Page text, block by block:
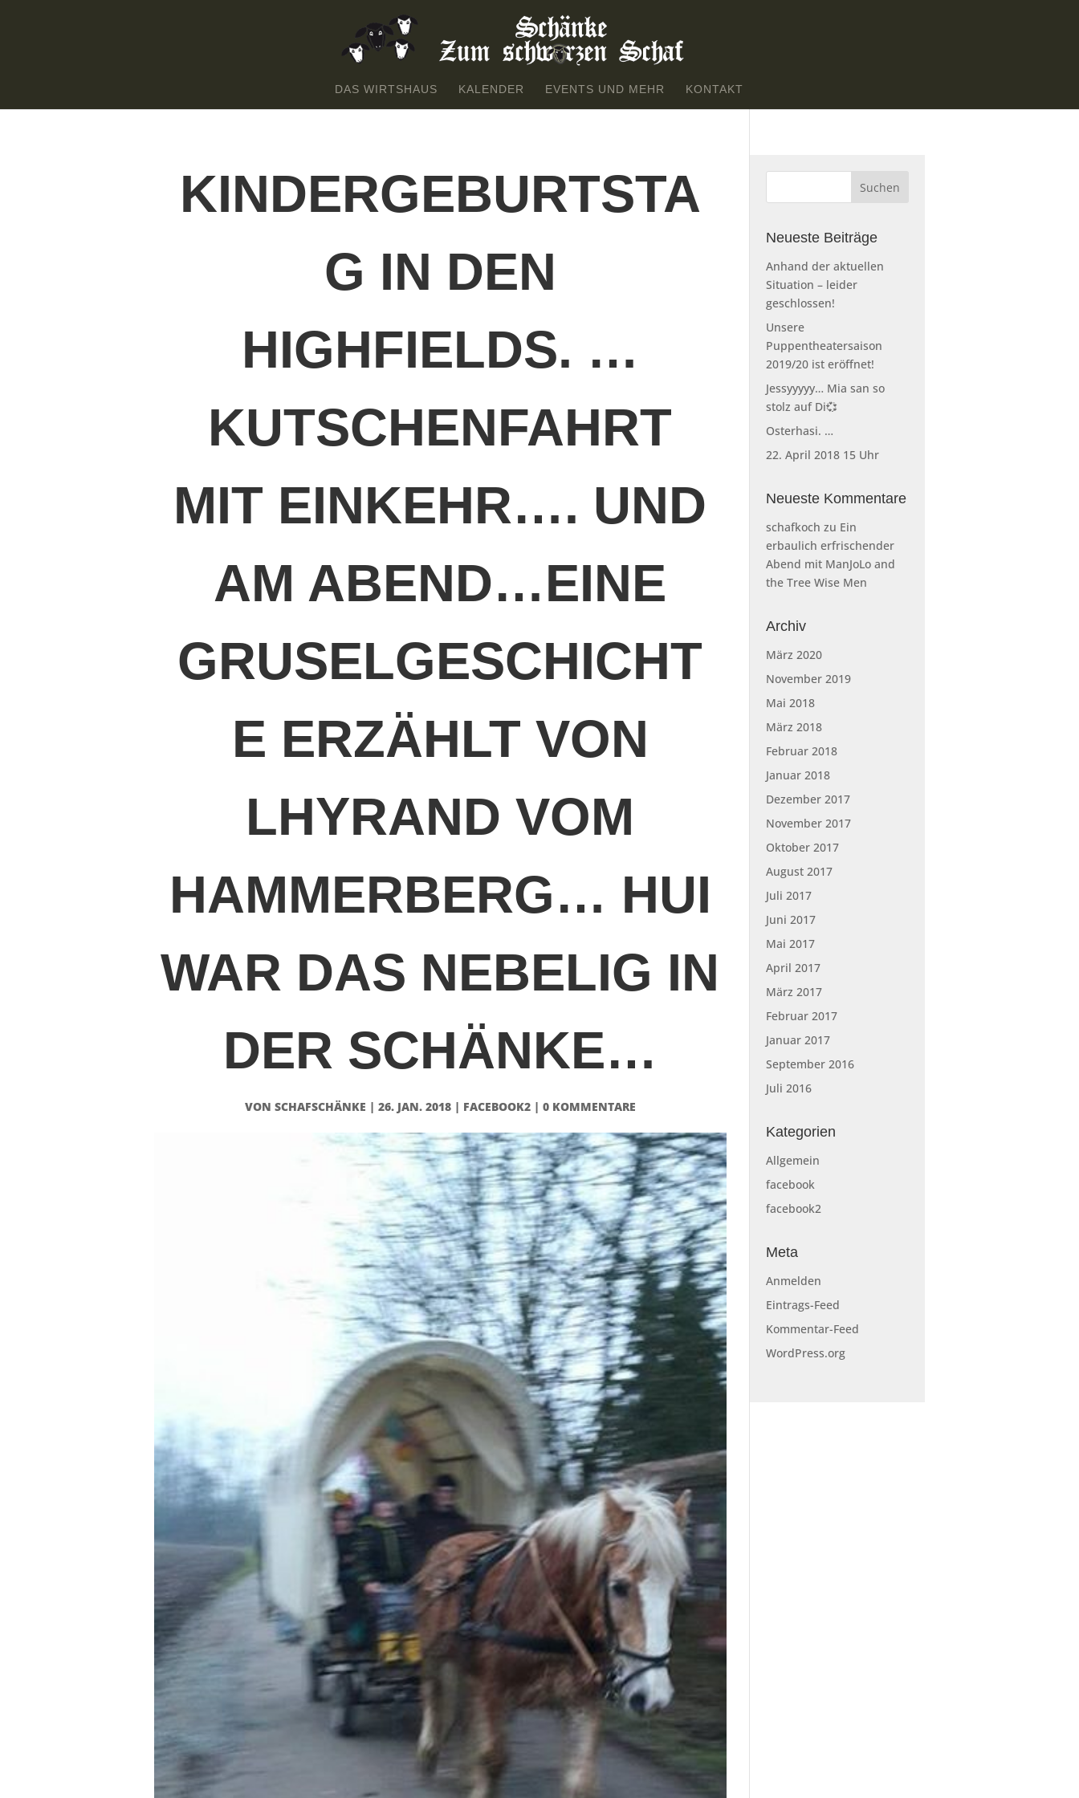
DAS WIRTSHAUS KALENDER EVENTS UND MEHR KONTAKT
KINDERGEBURTSTA
G IN DEN
HIGHFIELDS. …
KUTSCHENFAHRT
MIT EINKEHR…. UND
AM ABEND…EINE
GRUSELGESCHICHT
E ERZÄHLT VON
LHYRAND VOM
HAMMERBERG… HUI
WAR DAS NEBELIG IN
DER SCHÄNKE…
VON SCHAFSCHÄNKE | 26. JAN. 2018| FACEBOOK2| 0 KOMMENTARE
Neueste Beiträge
Anhand der aktuellen
Situation – leider
geschlossen!
Unsere
Puppentheatersaison
2019/20 ist eröffnet!
Jessyyyyy… Mia san so
stolz auf Di💞
Osterhasi. …
22. April 2018 15 Uhr
Neueste Kommentare
schafkoch zu Ein
erbaulich erfrischender
Abend mit ManJoLo and
the Tree Wise Men
Archiv
März 2020
November 2019
Mai 2018
März 2018
Februar 2018
Januar 2018
Dezember 2017
November 2017
Oktober 2017
August 2017
Juli 2017
Juni 2017
Mai 2017
April 2017
März 2017
Februar 2017
Januar 2017
September 2016
Juli 2016
Kategorien
Allgemein
facebook
facebook2
Meta
Anmelden
Eintrags-Feed
Kommentar-Feed
WordPress.org